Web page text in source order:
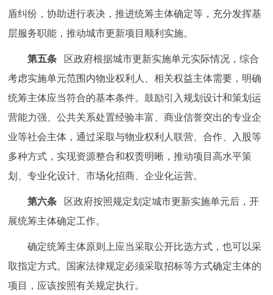
盾纠纷，协助进行表决，推进统筹主体确定等，充分发挥基
层服务职能，推动城市更新项目顺利实施。
第五条
区政府根据城市更新实施单元实际情况，综合
考虑实施单元范围内物业权利人、相关权益主体需要，明确
统筹主体应当符合的基本条件。鼓励引入规划设计和策划运
营能力强、公共关系处置经验丰富、商业信誉突出的专业企
业等社会主体，通过采取与物业权利人联营、合作、入股等
多种方式，实现资源整合和权责明晰，推动项目高水平策
划、专业化设计、市场化招商、企业化运营。
第六条
区政府按照规定划定城市更新实施单元后，开
展统筹主体确定工作。
确定统筹主体原则上应当采取公开比选方式，也可以采
取指定方式。国家法律规定必须采取招标等方式确定主体的
项目，应该按照有关规定执行。